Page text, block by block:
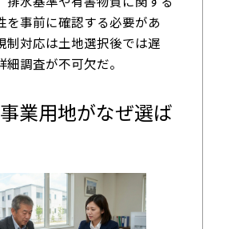
を事前に確認する必要があ
制対応は土地選択後では遅
細調査が不可欠だ。
業用地がなぜ選ば